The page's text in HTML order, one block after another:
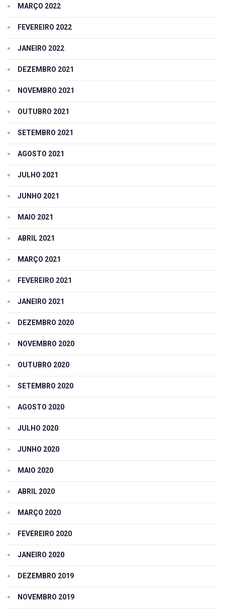
MARÇO 2022
FEVEREIRO 2022
JANEIRO 2022
DEZEMBRO 2021
NOVEMBRO 2021
OUTUBRO 2021
SETEMBRO 2021
AGOSTO 2021
JULHO 2021
JUNHO 2021
MAIO 2021
ABRIL 2021
MARÇO 2021
FEVEREIRO 2021
JANEIRO 2021
DEZEMBRO 2020
NOVEMBRO 2020
OUTUBRO 2020
SETEMBRO 2020
AGOSTO 2020
JULHO 2020
JUNHO 2020
MAIO 2020
ABRIL 2020
MARÇO 2020
FEVEREIRO 2020
JANEIRO 2020
DEZEMBRO 2019
NOVEMBRO 2019